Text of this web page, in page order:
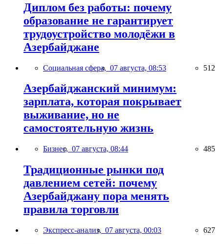
Диплом без работы: почему
образование не гарантирует
трудоустройство молодёжи в
Азербайджане
Социальная сфера, 07 августа, 08:53 512
Азербайджанский минимум:
зарплата, которая покрывает
выживание, но не
самостоятельную жизнь
Бизнес, 07 августа, 08:44 485
Традиционные рынки под
давлением сетей: почему
Азербайджану пора менять
правила торговли
Экспресс-анализ, 07 августа, 00:03 627